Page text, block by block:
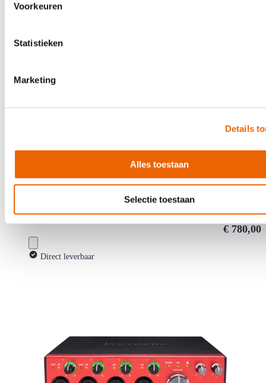
Voorkeuren
Statistieken
Marketing
Details
Alles toestaan
Selectie toestaan
Focusrite Clarett 8Pre +
€ 780,00
Direct leverbaar